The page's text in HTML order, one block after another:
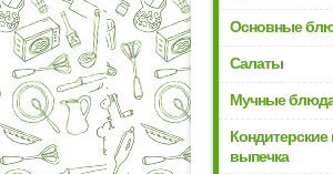
Основные
Салаты
Мучные
Кондитерские
выпечка